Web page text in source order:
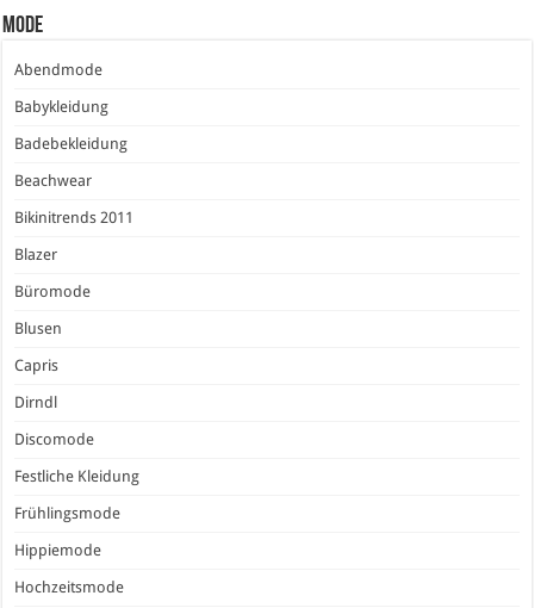
Mode
Abendmode
Babykleidung
Badebekleidung
Beachwear
Bikinitrends 2011
Blazer
Büromode
Blusen
Capris
Dirndl
Discomode
Festliche Kleidung
Frühlingsmode
Hippiemode
Hochzeitsmode